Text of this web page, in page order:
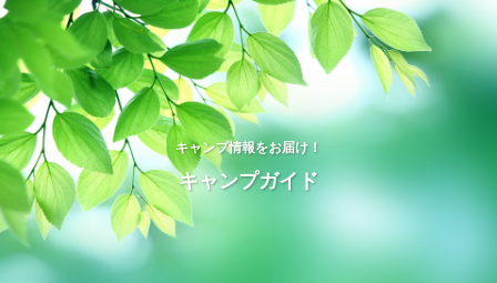
キャンプ情報をお届け！
キャンプガイド